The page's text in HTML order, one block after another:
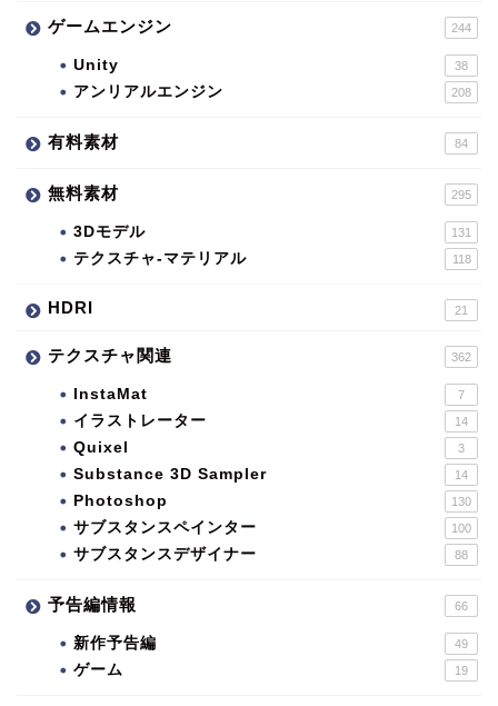
ゲームエンジン 244
Unity 38
アンリアルエンジン 208
有料素材 84
無料素材 295
3Dモデル 131
テクスチャ-マテリアル 118
HDRI 21
テクスチャ関連 362
InstaMat 7
イラストレーター 14
Quixel 3
Substance 3D Sampler 14
Photoshop 130
サブスタンスペインター 100
サブスタンスデザイナー 88
予告編情報 66
新作予告編 49
ゲーム 19